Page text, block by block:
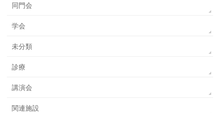
同門会
学会
未分類
診療
講演会
関連施設